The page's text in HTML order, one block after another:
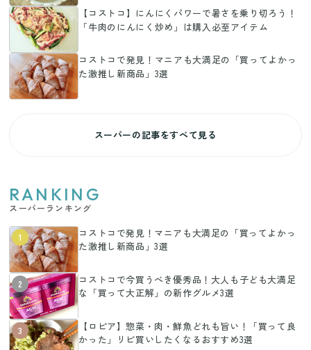
【コストコ】にんにくパワーで暑さを乗り切ろう！
「牛肉のにんにく炒め」は購入必至アイテム
コストコで発見！マニアも大満足の「買ってよかっ
た激推し新商品」3選
スーパーの記事をすべて見る
RANKING
スーパーランキング
1
コストコで発見！マニアも大満足の「買ってよかっ
た激推し新商品」3選
2
コストコで今買うべき優秀品！大人も子ども大満足
な「買って大正解」の新作グルメ3選
3
【ロピア】惣菜・肉・鮮魚どれも旨い！「買って良
かった」リピ買いしたくなるおすすめ3選